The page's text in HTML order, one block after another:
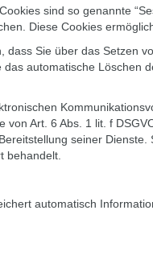
sind so genannte
Diese Cookies
dass Sie über das Setzen
automatische Löschen
von Art. 6 Abs. 1 lit. f
seiner
behandelt.
automatisch